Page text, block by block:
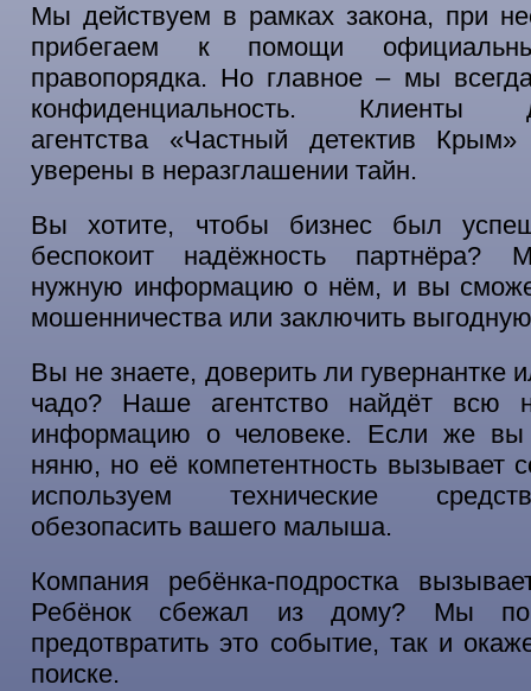
Мы действуем в рамках закона, при
прибегаем к помощи
правопорядка. Но главное – мы
конфиденциальность. Клиенты
агентства «Частный детектив
уверены в неразглашении тайн.
Вы хотите, чтобы бизнес был
беспокоит надёжность партнёра?
нужную информацию о нём, и вы
мошенничества или заключить
Вы не знаете, доверить ли гувернантке
чадо? Наше агентство найдёт всю
информацию о человеке. Если же вы
няню, но её компетентность вызывает
используем технические
обезопасить вашего малыша.
Компания ребёнка-подростка
Ребёнок сбежал из дому? Мы
предотвратить это событие, так и
поиске.